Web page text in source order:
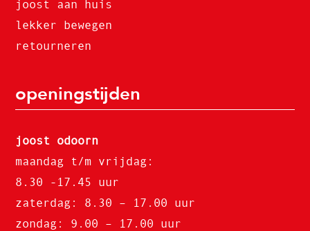
joost aan huis
lekker bewegen
retourneren
openingstijden
joost odoorn
maandag t/m vrijdag:
8.30 -17.45 uur
zaterdag: 8.30 – 17.00 uur
zondag: 9.00 – 17.00 uur